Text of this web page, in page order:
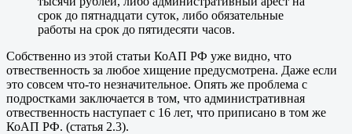
срок до пятнадцати суток, либо обязательные
работы на срок до пятидесяти часов.
Собственно из этой статьи КоАП РФ уже видно, что
отвественность за любое хищение предусмотрена. Даже если
это совсем что-то незначительное. Опять же проблема с
подростками заключается в том, что административная
отвественность наступает с 16 лет, что приписано в том же
КоАП РФ. (статья 2.3).